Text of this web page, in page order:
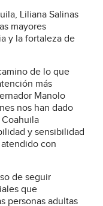
Liliana Salinas
mayores
y la fortaleza de
de lo que
más
Manolo
nos han dado
y sensibilidad
con
de seguir
que
personas adultas